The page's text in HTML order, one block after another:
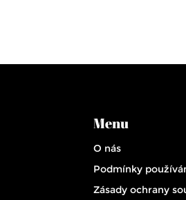
Menu
O nás
Podmínky
Zásady ochrany